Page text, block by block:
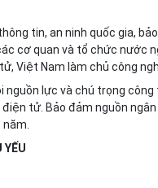
tin, an ninh quốc gia,
cơ quan và tổ chức nước
Việt Nam làm chủ công
nguồn lực và chú trọng
tử. Bảo đảm nguồn
YẾU